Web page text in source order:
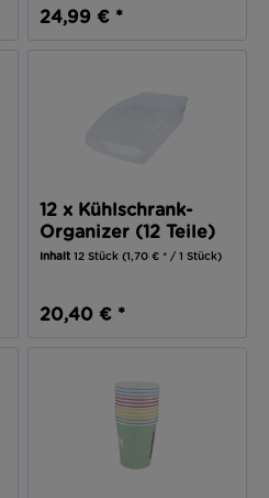
24,99 € *
12 x Kühlschrank-
Organizer (12 Teile)
Inhalt12 Stück(1,70 € * / 1 Stück)
20,40 € *